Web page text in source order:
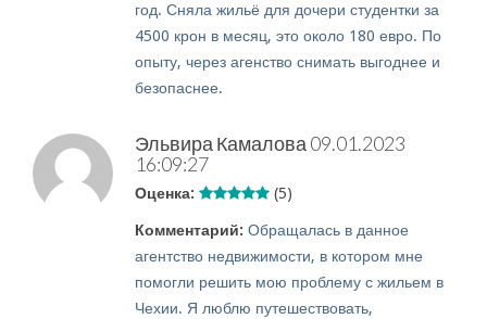
год. Сняла жильё для дочери студентки за
4500 крон в месяц, это около 180 евро. По
опыту, через агенство снимать выгоднее и
безопаснее.
Эльвира Камалова 09.01.2023
16:09:27
Оценка: (5)
Комментарий: Обращалась в данное
агентство недвижимости, в котором мне
помогли решить мою проблему с жильем в
Чехии. Я люблю путешествовать,